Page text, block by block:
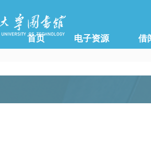
首页 电子资源 借